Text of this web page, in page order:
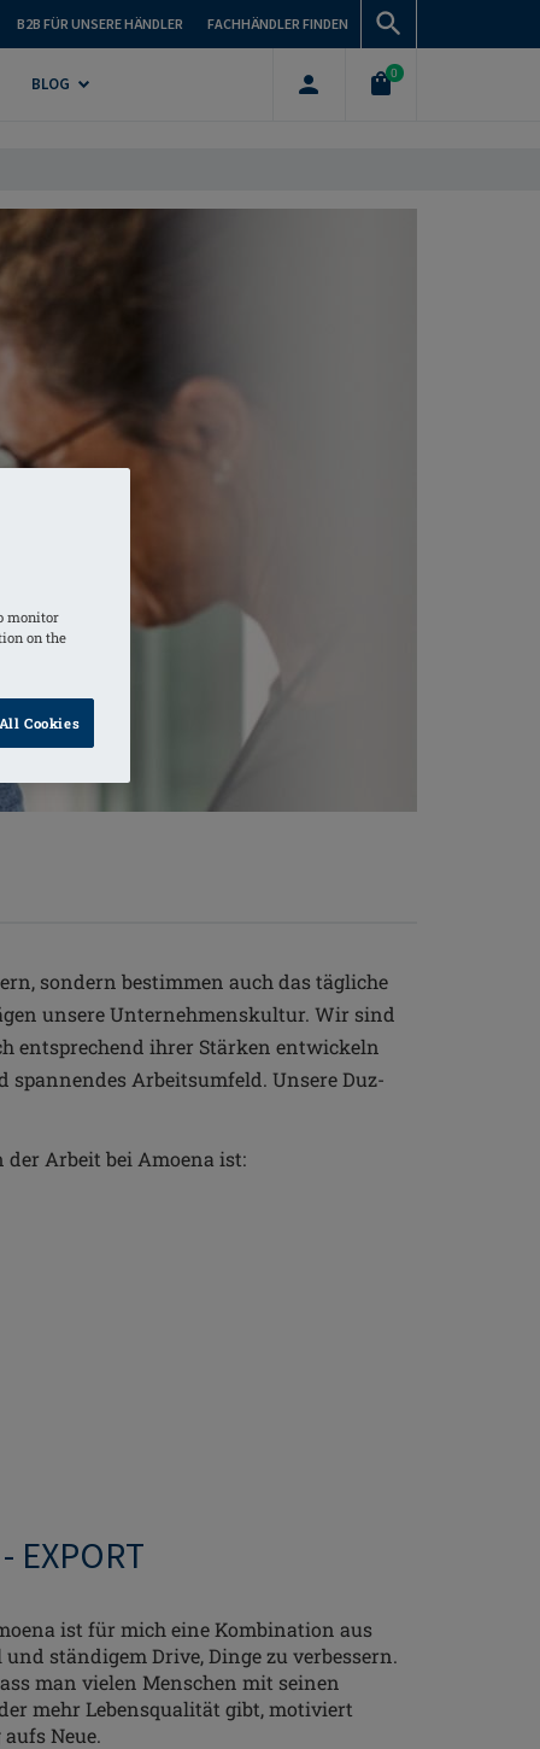
B2B FÜR UNSERE HÄNDLER FACHHÄNDLER FINDEN
BLOG
0
sondern bestimmen auch das tägliche
unsere Unternehmenskultur. Wir sind
entsprechend ihrer Stärken entwickeln
Arbeitsumfeld. Unsere Duz-
Arbeit bei Amoena ist:
EXPORT
ist für mich eine Kombination aus
ständigem Drive, Dinge zu verbessern.
man vielen Menschen mit seinen
mehr Lebensqualität gibt, motiviert
Neue.
monitor
on the
Cookies